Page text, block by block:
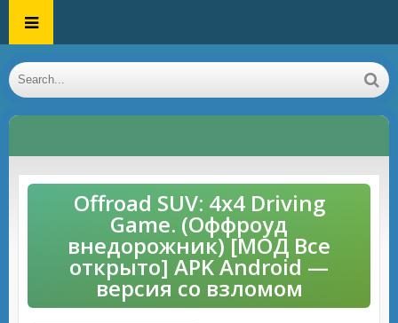
Offroad SUV: 4x4 Driving
Game. (Оффроуд
внедорожник) [МОД Все
открыто] APK Android —
версия со взломом